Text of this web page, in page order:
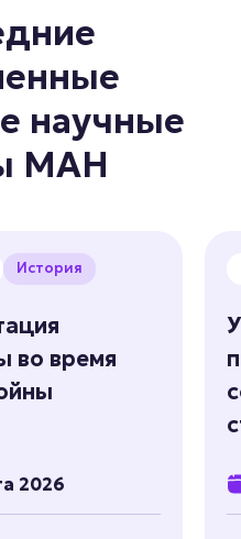
научные
МАН
История
во время
2026